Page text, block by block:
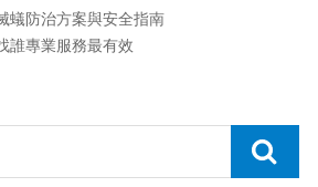
蟻防治方案與安全指南
誰專業服務最有效